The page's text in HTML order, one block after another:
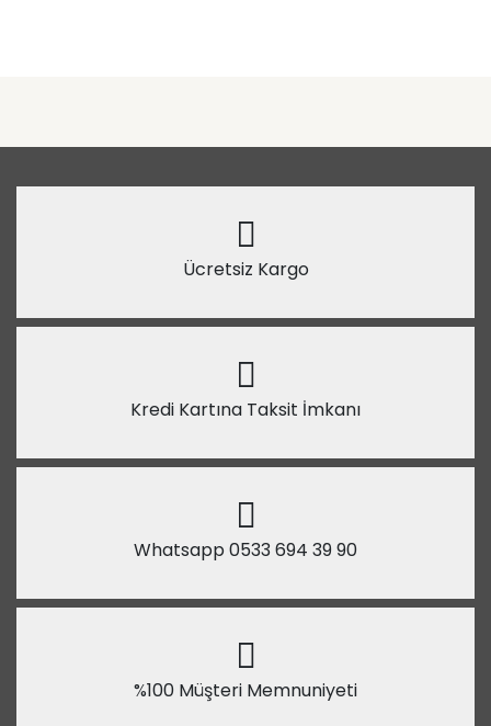
Ücretsiz Kargo
Kredi Kartına Taksit İmkanı
Whatsapp 0533 694 39 90
%100 Müşteri Memnuniyeti